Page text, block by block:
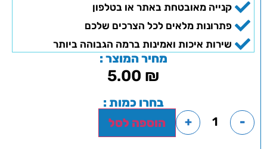
קנייה מאובטחת באתר או בטלפון
פתרונות מלאים לכל הצרכים שלכם
שירות איכות ואמינות ברמה הגבוהה ביותר
מחיר המוצר :
5.00 ₪
בחרו כמות :
-
+ הוספה לסל